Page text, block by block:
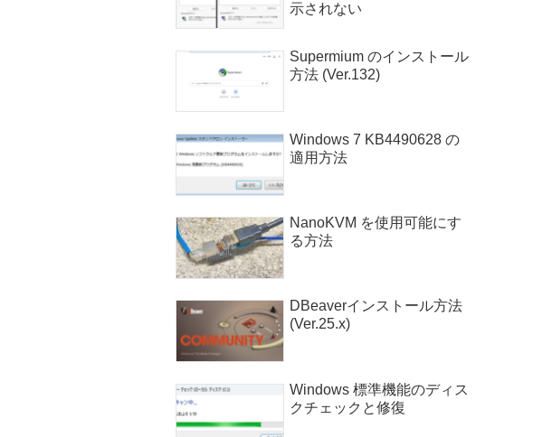
示されない
Supermium のインストール
方法 (Ver.132)
Windows 7 KB4490628 の
適用方法
NanoKVM を使用可能にす
る方法
DBeaverインストール方法
(Ver.25.x)
Windows 標準機能のディス
クチェックと修復